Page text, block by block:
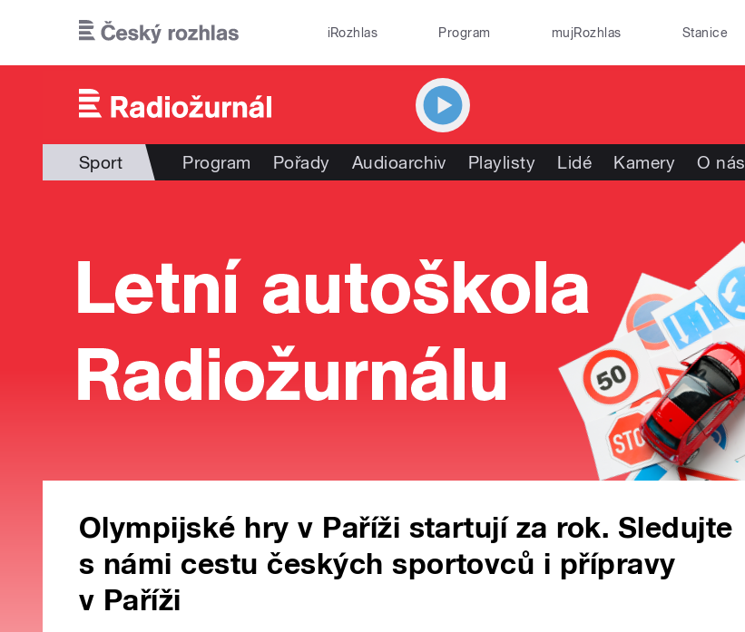
iRozhlas Program mujRozhlas Stanice
Sport Program Pořady Audioarchiv Playlisty Lidé Kamery O nás
Olympijské hry v Paříži startují za rok. Sledujte
s námi cestu českých sportovců i přípravy
v Paříži